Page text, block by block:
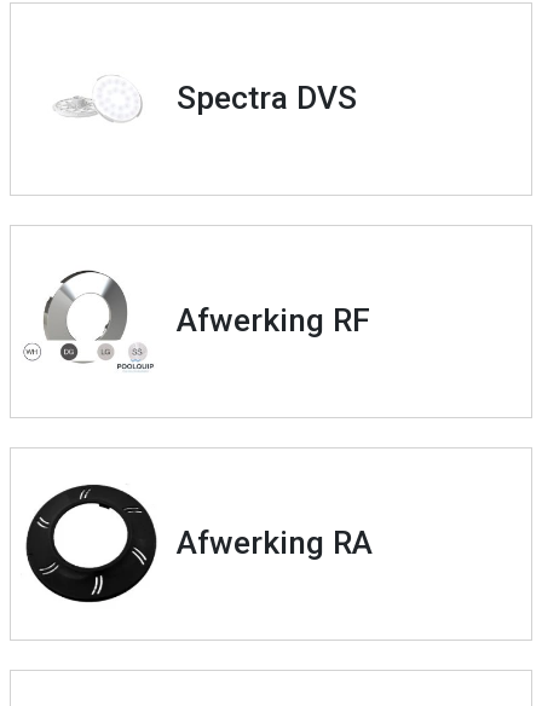
Spectra DVS
Afwerking RF
Afwerking RA